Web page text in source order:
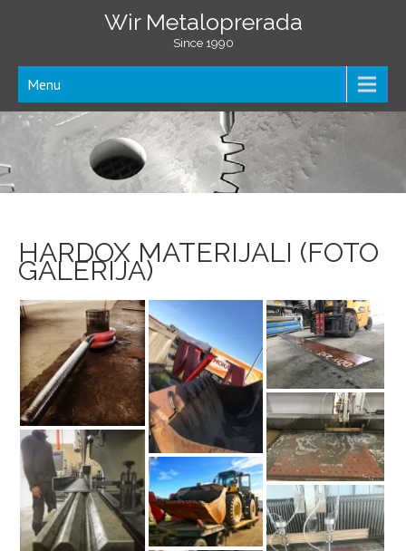
Wir Metaloprerada
Since 1990
Menu
HARDOX MATERIJALI (FOTO
GALERIJA)